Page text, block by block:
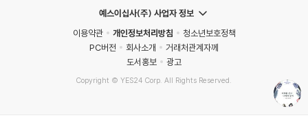
찾아서 너희 엄마가 어떤 사람이었는지, 어떻게 돌아가셨는지, 너한테 비
밀로 하는 게 뭔지 알아낼 거야.
현재의 은유가 제공하는 정보를 바탕으로, 과거에 사는 은유는 또 다른 은
예스이십사(주) 사업자 정보
이용약관
개인정보처리방침
청소년보호정책
PC버전
회사소개
거래처관계자께
도서홍보
광고
Copyright © YES24 Corp. All Rights Reserved.